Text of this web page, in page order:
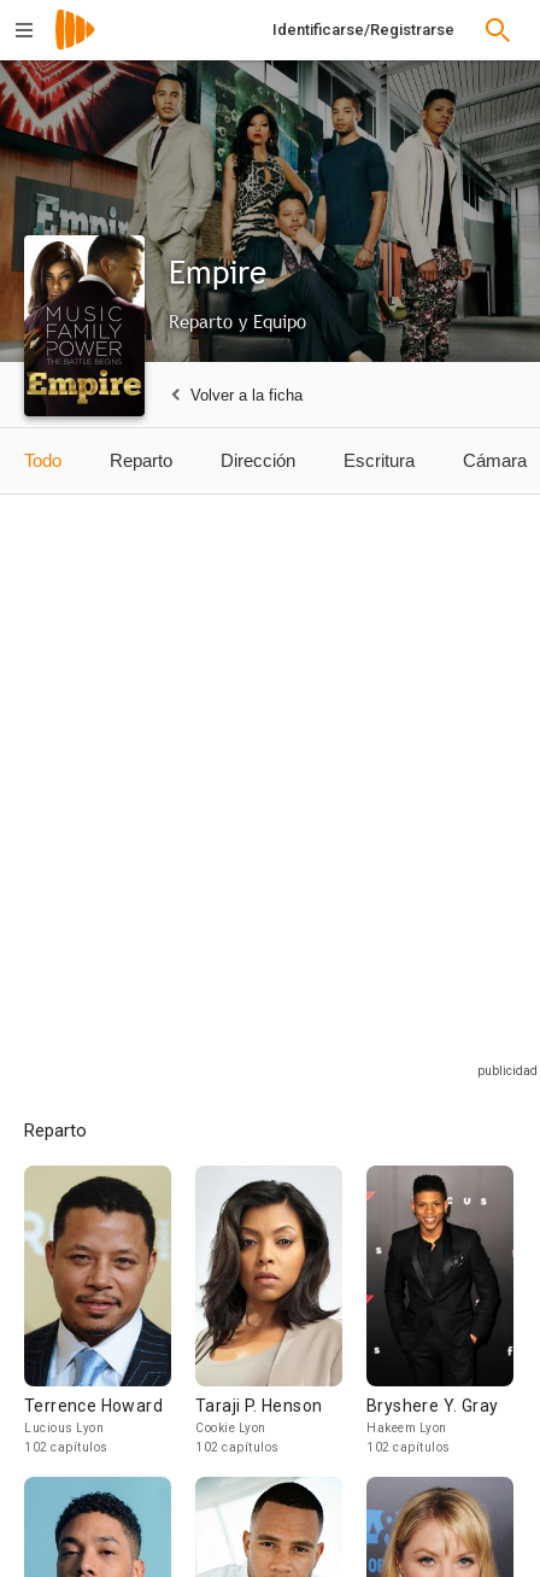
Identificarse/Registrarse
Empire
Reparto y Equipo
Volver a la ficha
Todo Reparto Dirección Escritura Cámara
Reparto
Terrence Howard
Lucious Lyon
102 capítulos
Taraji P. Henson
Cookie Lyon
102 capítulos
Bryshere Y. Gray
Hakeem Lyon
102 capítulos